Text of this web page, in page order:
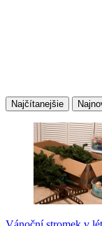
Najčítanejšie